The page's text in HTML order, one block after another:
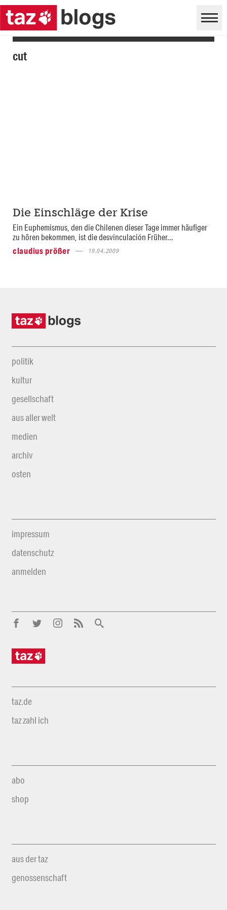
cut
Die Einschläge der Krise
Ein Euphemismus, den die Chilenen dieser Tage immer häufiger
zu hören bekommen, ist die desvinculación Früher...
claudius prößer
19.04.2009
politik
kultur
gesellschaft
aus aller welt
medien
archiv
osten
impressum
datenschutz
anmelden
taz.de
taz zahl ich
abo
shop
aus der taz
genossenschaft